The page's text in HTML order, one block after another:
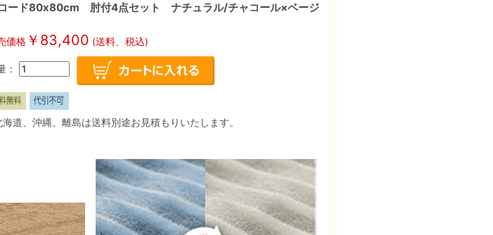
ード80x80cm 肘付4点セット ナチュラル/チャコール×ベージ
価格￥ 83,400 (送料、税込)
：
道、沖縄、離島は送料別途お見積もりいたします。